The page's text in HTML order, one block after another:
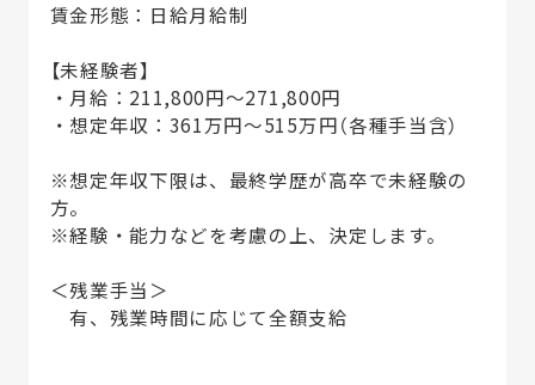
賃金形態：日給月給制
【未経験者】
・月給：211,800円～271,800円
・想定年収：361万円～515万円（各種手当含）
※想定年収下限は、最終学歴が高卒で未経験の
方。
※経験・能力などを考慮の上、決定します。
＜残業手当＞
有、残業時間に応じて全額支給